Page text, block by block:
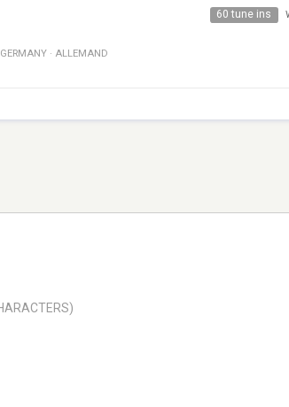
60 tune ins
GERMANY · ALLEMAND